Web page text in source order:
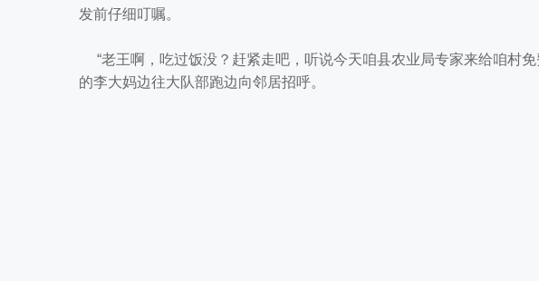
发前仔细叮嘱。
“老王啊，吃过饭没？赶紧走吧，听说今天咱县农业局专家来给咱村免
的李大妈边往大队部跑边向邻居招呼。